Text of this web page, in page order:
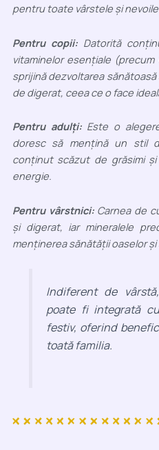
pentru toate vârstele și
Pentru copii: Datorită
vitaminelor esențiale
sprijină dezvoltarea
de digerat, ceea ce o face
Pentru adulți:Este o
doresc să mențină un stil
conținut scăzut de grăsimi
energie.
Pentru vârstnici:Carnea de
și digerat, iar mineralele
menținerea sănătății oaselor
Indiferent de
poate fi integrată
festiv, oferind
toată familia.